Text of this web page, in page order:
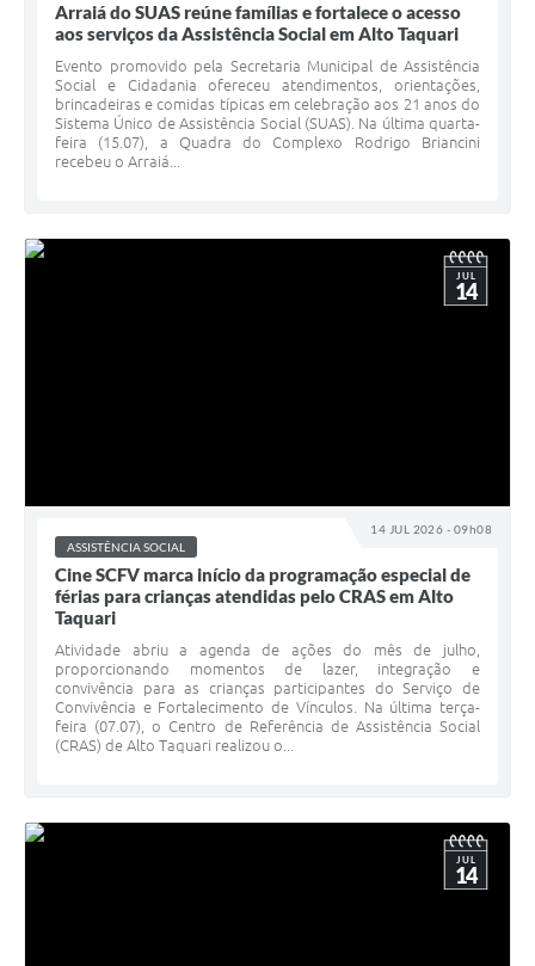
Arraiá do SUAS reúne famílias e fortalece o acesso
aos serviços da Assistência Social em Alto Taquari
Evento promovido pela Secretaria Municipal de Assistência
Social e Cidadania ofereceu atendimentos, orientações,
brincadeiras e comidas típicas em celebração aos 21 anos do
Sistema Único de Assistência Social (SUAS). Na última quarta-
feira (15.07), a Quadra do Complexo Rodrigo Briancini
recebeu o Arraiá...
14 JUL 2026 - 09h08
JUL
14
ASSISTÊNCIA SOCIAL
Cine SCFV marca início da programação especial de
férias para crianças atendidas pelo CRAS em Alto
Taquari
Atividade abriu a agenda de ações do mês de julho,
proporcionando momentos de lazer, integração e
convivência para as crianças participantes do Serviço de
Convivência e Fortalecimento de Vínculos. Na última terça-
feira (07.07), o Centro de Referência de Assistência Social
(CRAS) de Alto Taquari realizou o...
JUL
14